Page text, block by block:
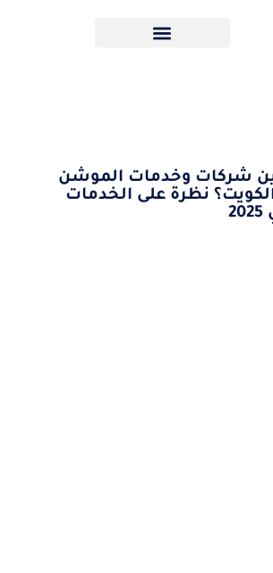
شركات وخدمات الموشن
نظرة على الخدمات